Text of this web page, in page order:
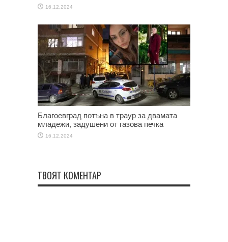
16.12.2024
Благоевград потъна в траур за двамата
младежи, задушени от газова печка
16.12.2024
ТВОЯТ КОМЕНТАР